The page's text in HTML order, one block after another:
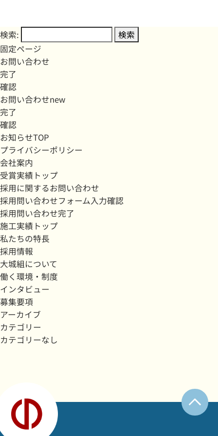
検索:
固定ページ
お問い合わせ
完了
確認
お問い合わせnew
完了
確認
お知らせTOP
プライバシーポリシー
会社案内
受賞実績トップ
採用に関するお問い合わせ
採用問い合わせフォーム入力確認
採用問い合わせ完了
施工実績トップ
私たちの特長
採用情報
大城組について
働く環境・制度
インタビュー
募集要項
アーカイブ
カテゴリー
カテゴリーなし